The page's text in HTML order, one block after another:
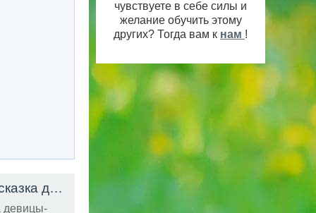
Аудиосказка Снегурушка и Лиса | русская народная сказка для малышей
девицы-
чувствуете в себе силы и
желание обучить этому
других? Тогда вам к нам !